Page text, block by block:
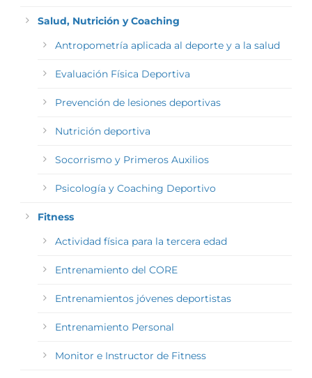
Salud, Nutrición y Coaching
Antropometría aplicada al deporte y a la salud
Evaluación Física Deportiva
Prevención de lesiones deportivas
Nutrición deportiva
Socorrismo y Primeros Auxilios
Psicología y Coaching Deportivo
Fitness
Actividad física para la tercera edad
Entrenamiento del CORE
Entrenamientos jóvenes deportistas
Entrenamiento Personal
Monitor e Instructor de Fitness